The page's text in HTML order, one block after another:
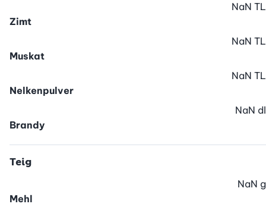
Zimt
NaN TL
Muskat
NaN TL
Nelkenpulver
NaN TL
Brandy
NaN dl
Teig
Mehl
NaN g